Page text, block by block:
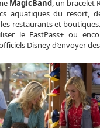
MagicBand, un bracelet
aquatiques du resort,
restaurants et
le FastPass+ ou
Disney d’envoyer